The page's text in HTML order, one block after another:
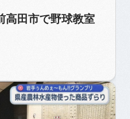
高田市で野球教室